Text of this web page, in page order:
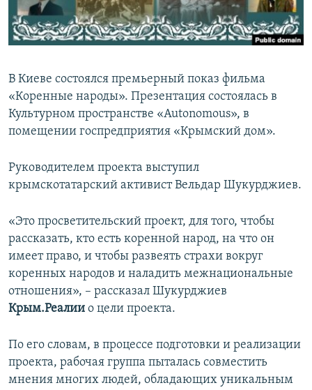
ПОБЕДИТЕЛЕЙ НЕ СУДЯТ?
КРЫМ.НЕПОКОРЕННЫЙ
УКРАИНСКАЯ ПРОБЛЕМА КРЫМА
ПРИСОЕДИНЯЙТЕСЬ!
Все сайты RFE/RL
В Киеве состоялся премьерный показ фильма
«Коренные народы». Презентация состоялась в
Культурном пространстве «Autonomous», в
помещении госпредприятия «Крымский дом».
Руководителем проекта выступил
крымскотатарский активист Вельдар Шукурджиев.
«Это просветительский проект, для того, чтобы
рассказать, кто есть коренной народ, на что он
имеет право, и чтобы развеять страхи вокруг
коренных народов и наладить межнациональные
отношения», – рассказал Шукурджиев
Крым.Реалии о цели проекта.
По его словам, в процессе подготовки и реализации
проекта, рабочая группа пыталась совместить
мнения многих людей, обладающих уникальным